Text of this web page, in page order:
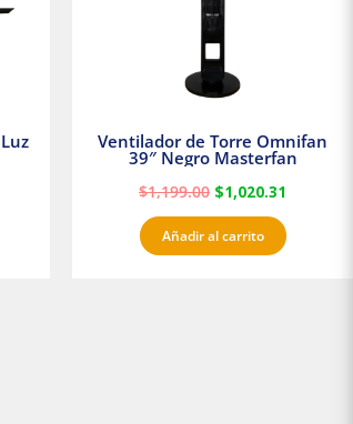
Ventilador de Torre Omnifan
39″ Negro Masterfan
$1,199.00 $1,020.31
Añadir al carrito